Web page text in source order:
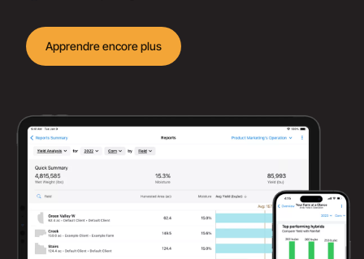
Apprendre encore plus